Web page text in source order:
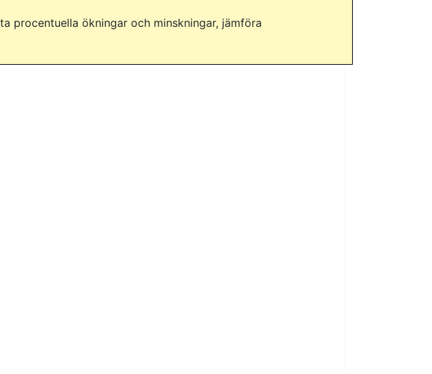
procentuella ökningar och minskningar, jämföra